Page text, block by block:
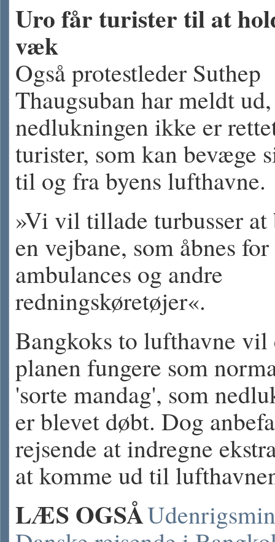
Uro får turister til at
væk
Også protestleder Suthep
Thaugsuban har meldt
nedlukningen ikke er
turister, som kan bevæge
til og fra byens lufthavne.
»Vi vil tillade turbusser at
en vejbane, som åbnes for
ambulances og andre
redningskøretøjer«.
Bangkoks to lufthavne vil
planen fungere som
'sorte mandag', som
er blevet døbt. Dog
rejsende at indregne
at komme ud til
LÆS OGSÅ